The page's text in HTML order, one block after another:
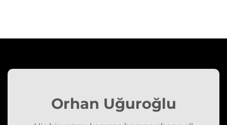
Orhan Uğuroğlu